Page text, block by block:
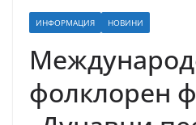
ИНФОРМАЦИЯ НОВИНИ
фолклорен